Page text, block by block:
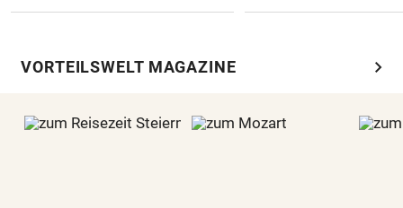
VORTEILSWELT MAGAZINE chevron_right